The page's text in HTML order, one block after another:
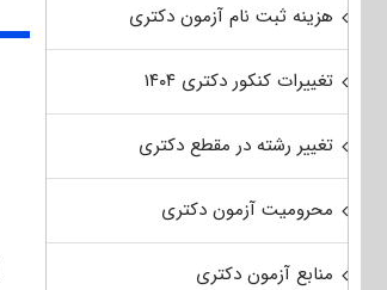
هزینه ثبت نام آزمون دکتری
تغییرات کنکور دکتری ۱۴۰۴
تغییر رشته در مقطع دکتری
محرومیت آزمون دکتری
منابع آزمون دکتری